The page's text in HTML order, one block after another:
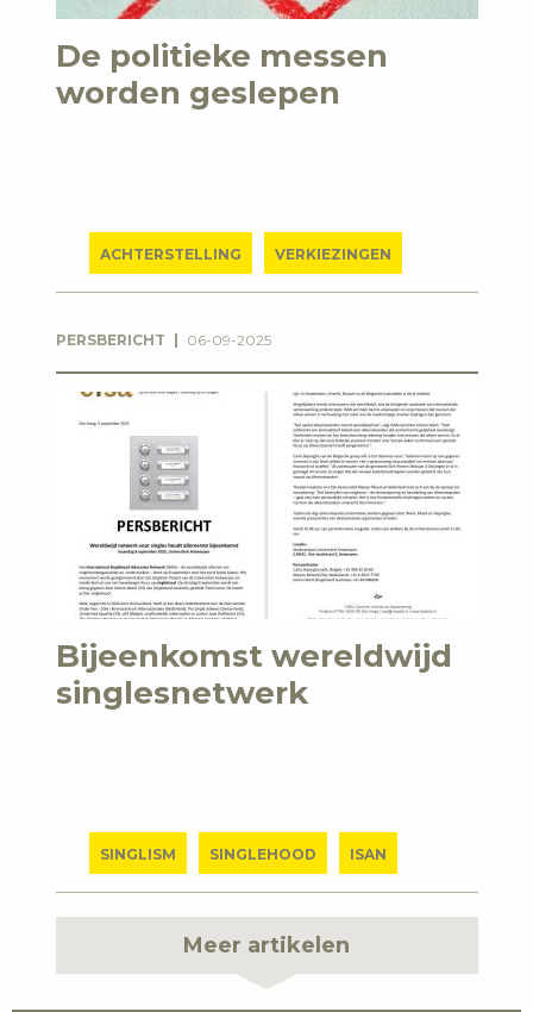
De politieke messen
worden geslepen
ACHTERSTELLING VERKIEZINGEN
PERSBERICHT 06-09-2025
Bijeenkomst wereldwijd
singlesnetwerk
SINGLISM SINGLEHOOD ISAN
Meer artikelen